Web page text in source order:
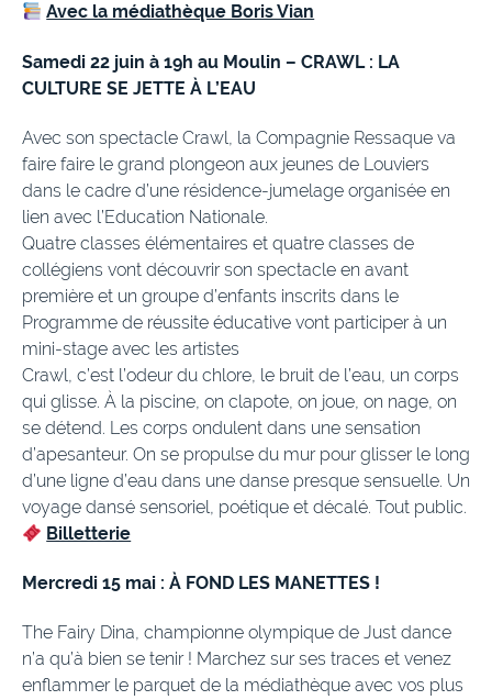
Avec la médiathèque Boris Vian
Samedi 22 juin à 19h au Moulin – CRAWL : LA
CULTURE SE JETTE À L’EAU
Avec son spectacle Crawl, la Compagnie Ressaque va
faire faire le grand plongeon aux jeunes de Louviers
dans le cadre d’une résidence-jumelage organisée en
lien avec l’Education Nationale.
Quatre classes élémentaires et quatre classes de
collégiens vont découvrir son spectacle en avant
première et un groupe d’enfants inscrits dans le
Programme de réussite éducative vont participer à un
mini-stage avec les artistes
Crawl, c’est l’odeur du chlore, le bruit de l’eau, un corps
qui glisse. À la piscine, on clapote, on joue, on nage, on
se détend. Les corps ondulent dans une sensation
d’apesanteur. On se propulse du mur pour glisser le long
d’une ligne d’eau dans une danse presque sensuelle. Un
voyage dansé sensoriel, poétique et décalé. Tout public.
Billetterie
Mercredi 15 mai : À FOND LES MANETTES !
The Fairy Dina, championne olympique de Just dance
n’a qu’à bien se tenir ! Marchez sur ses traces et venez
enflammer le parquet de la médiathèque avec vos plus